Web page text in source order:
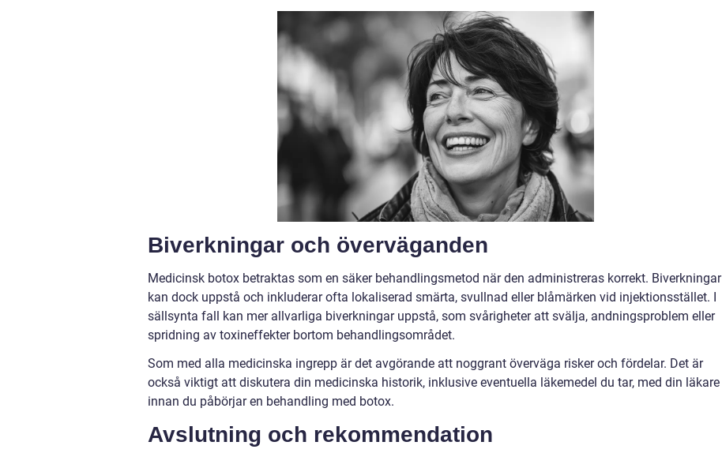
Biverkningar och överväganden
Medicinsk botox betraktas som en säker behandlingsmetod när den administreras korrekt. Biverkningar
kan dock uppstå och inkluderar ofta lokaliserad smärta, svullnad eller blåmärken vid injektionsstället. I
sällsynta fall kan mer allvarliga biverkningar uppstå, som svårigheter att svälja, andningsproblem eller
spridning av toxineffekter bortom behandlingsområdet.
Som med alla medicinska ingrepp är det avgörande att noggrant överväga risker och fördelar. Det är
också viktigt att diskutera din medicinska historik, inklusive eventuella läkemedel du tar, med din läkare
innan du påbörjar en behandling med botox.
Avslutning och rekommendation